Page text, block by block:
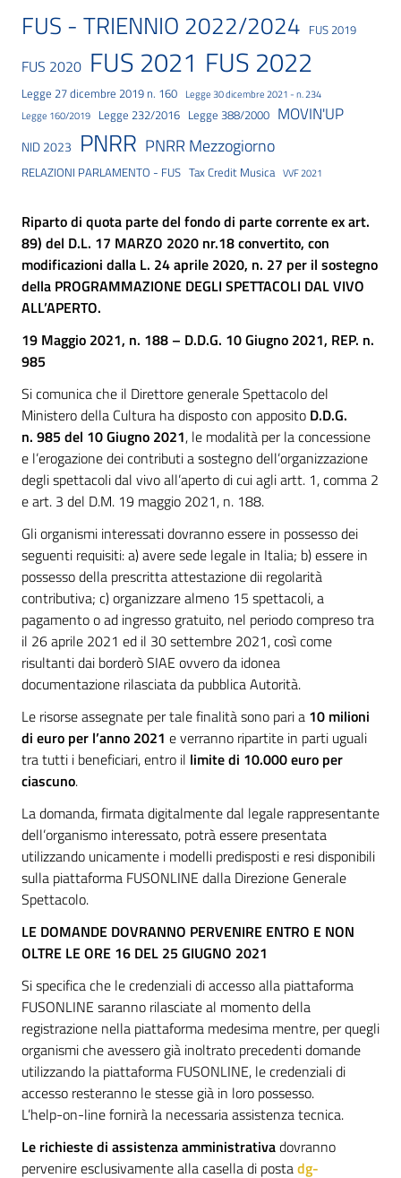
FUS - TRIENNIO 2022/2024 FUS 2019
FUS 2020 FUS 2021 FUS 2022
Legge 27 dicembre 2019 n. 160
Legge 30 dicembre 2021 - n. 234
Legge 160/2019
Legge 232/2016 Legge 388/2000 MOVIN'UP
NID 2023 PNRR PNRR Mezzogiorno
RELAZIONI PARLAMENTO - FUS Tax Credit Musica VVF 2021
Riparto di quota parte del fondo di parte corrente ex art.
89) del D.L. 17 MARZO 2020 nr.18 convertito, con
modificazioni dalla L. 24 aprile 2020, n. 27 per il sostegno
della PROGRAMMAZIONE DEGLI SPETTACOLI DAL VIVO
ALL’APERTO.
19 Maggio 2021, n. 188 – D.D.G. 10 Giugno 2021, REP. n.
985
Si comunica che il Direttore generale Spettacolo del
Ministero della Cultura ha disposto con apposito D.D.G.
n. 985 del 10 Giugno 2021, le modalità per la concessione
e l’erogazione dei contributi a sostegno dell’organizzazione
degli spettacoli dal vivo all’aperto di cui agli artt. 1, comma 2
e art. 3 del D.M. 19 maggio 2021, n. 188.
Gli organismi interessati dovranno essere in possesso dei
seguenti requisiti: a) avere sede legale in Italia; b) essere in
possesso della prescritta attestazione dii regolarità
contributiva; c) organizzare almeno 15 spettacoli, a
pagamento o ad ingresso gratuito, nel periodo compreso tra
il 26 aprile 2021 ed il 30 settembre 2021, così come
risultanti dai borderò SIAE ovvero da idonea
documentazione rilasciata da pubblica Autorità.
Le risorse assegnate per tale finalità sono pari a 10 milioni
di euro per l’anno 2021 e verranno ripartite in parti uguali
tra tutti i beneficiari, entro il limite di 10.000 euro per
ciascuno.
La domanda, firmata digitalmente dal legale rappresentante
dell’organismo interessato, potrà essere presentata
utilizzando unicamente i modelli predisposti e resi disponibili
sulla piattaforma FUSONLINE dalla Direzione Generale
Spettacolo.
LE DOMANDE DOVRANNO PERVENIRE ENTRO E NON
OLTRE LE ORE 16 DEL 25 GIUGNO 2021
Si specifica che le credenziali di accesso alla piattaforma
FUSONLINE saranno rilasciate al momento della
registrazione nella piattaforma medesima mentre, per quegli
organismi che avessero già inoltrato precedenti domande
utilizzando la piattaforma FUSONLINE, le credenziali di
accesso resteranno le stesse già in loro possesso.
L’help-on-line fornirà la necessaria assistenza tecnica.
Le richieste di assistenza amministrativadovranno
pervenire esclusivamente alla casella di postadg-